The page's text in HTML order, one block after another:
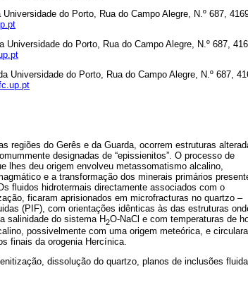
do Porto, Rua do Campo Alegre, N.º 687,
Universidade do Porto, Rua do Campo Alegre, N.º 687,
Universidade do Porto, Rua do Campo Alegre, N.º 687,
regiões do Gerês e da Guarda, ocorrem estruturas
designadas de “epissienitos”. O processo de
lhes deu origem envolveu metassomatismo alcalino,
e a transformação dos minerais primários
fluidos hidrotermais directamente associados com o
ficaram aprisionados em microfracturas no quartzo –
(PIF), com orientações idênticas às das estruturas
salinidade do sistema H2O-NaCl e com temperaturas de
possivelmente com uma origem meteórica, e
finais da orogenia Hercínica.
dissolução do quartzo, planos de inclusões